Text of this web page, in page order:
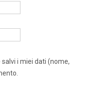
i miei dati (nome,